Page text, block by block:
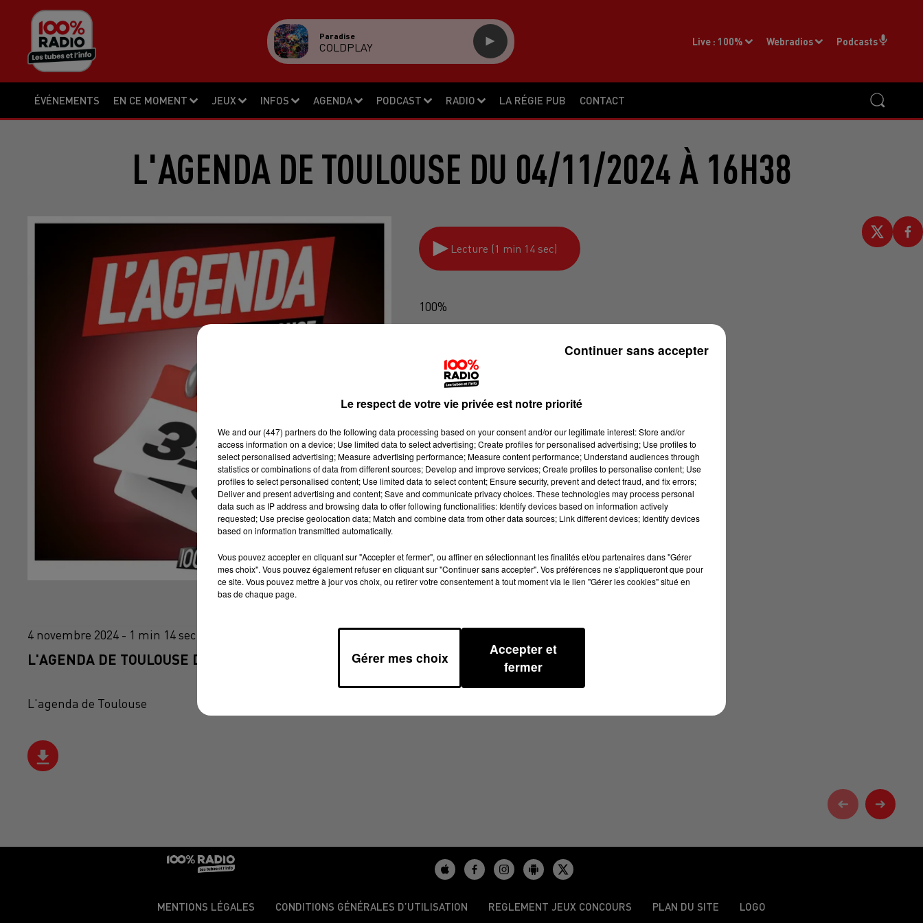
ÉVÉNEMENTS EN CE MOMENT JEUX INFOS AGENDA PODCAST RADIO LA RÉGIE PUB CONTACT
Live : 100% Webradios Podcasts
Paradise
COLDPLAY
L'AGENDA DE TOULOUSE DU 04/11/2024 À 16H38
Lecture (1 min 14 sec)
100%
4 novembre 2024 - 1 min 14 sec
L'AGENDA DE TOULOUSE DU 04/11/2024 À 16H38
L'agenda de Toulouse
MENTIONS LÉGALES CONDITIONS GÉNÉRALES D’UTILISATION REGLEMENT JEUX CONCOURS PLAN DU SITE LOGO
Le respect de votre vie privée est notre priorité
We and our (447) partnersdo the following data processing based on your consent and/or our legitimate interest: Store and/or
access information on a device; Use limited data to select advertising; Create profiles for personalised advertising; Use profiles to
select personalised advertising; Measure advertising performance; Measure content performance; Understand audiences through
statistics or combinations of data from different sources; Develop and improve services; Create profiles to personalise content; Use
profiles to select personalised content; Use limited data to select content; Ensure security, prevent and detect fraud, and fix errors;
Deliver and present advertising and content; Save and communicate privacy choices. These technologies may process personal
data such as IP address and browsing data to offer following functionalities: Identify devices based on information actively
requested; Use precise geolocation data; Match and combine data from other data sources; Link different devices; Identify devices
based on information transmitted automatically.
Vous pouvez accepter en cliquant sur "Accepter et fermer", ou affiner en sélectionnant les finalités et/ou partenaires dans "Gérer
mes choix". Vous pouvez également refuser en cliquant sur "Continuer sans accepter". Vos préférences ne s'appliqueront que pour
ce site. Vous pouvez mettre à jour vos choix, ou retirer votre consentement à tout moment via le lien "Gérer les cookies" situé en
bas de chaque page.
Gérer mes choix
Accepter et
fermer
Continuer sans accepter